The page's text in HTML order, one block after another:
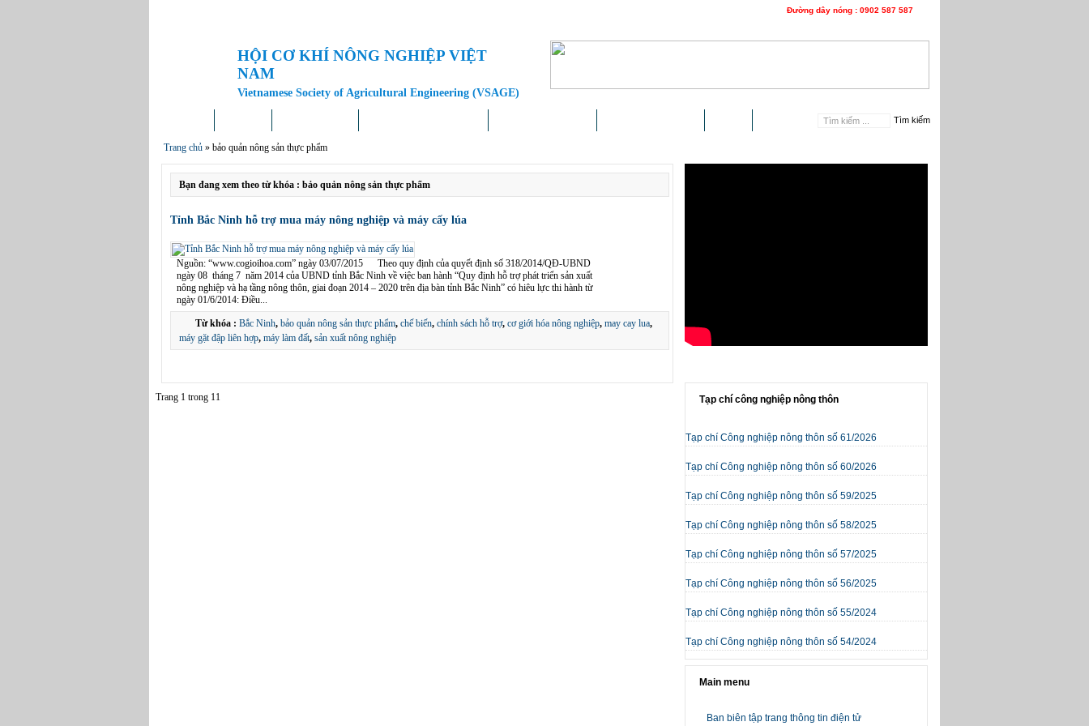
Đường dây nóng : 0902 587 587
HỘI CƠ KHÍ NÔNG NGHIỆP VIỆT
NAM
Vietnamese Society of Agricultural Engineering (VSAGE)
Trang chủ » bảo quản nông sản thực phẩm
Bạn đang xem theo từ khóa : bảo quản nông sản thực phẩm
Tỉnh Bắc Ninh hỗ trợ mua máy nông nghiệp và máy cấy lúa
Nguồn: “www.cogioihoa.com” ngày 03/07/2015 Theo quy định của quyết định số 318/2014/QĐ-UBND
ngày 08 tháng 7 năm 2014 của UBND tỉnh Bắc Ninh về việc ban hành “Quy định hỗ trợ phát triển sản xuất
nông nghiệp và hạ tầng nông thôn, giai đoạn 2014 – 2020 trên địa bàn tỉnh Bắc Ninh” có hiêu lực thi hành từ
ngày 01/6/2014: Điều...
Từ khóa : Bắc Ninh, bảo quản nông sản thực phẩm, chế biến, chính sách hỗ trợ, cơ giới hóa nông nghiệp, may cay lua,
máy gặt đập liên hợp, máy làm đất, sản xuất nông nghiệp
Trang 1 trong 11 Tạp chí công nghiệp nông thôn
Tạp chí Công nghiệp nông thôn số 61/2026
Tạp chí Công nghiệp nông thôn số 60/2026
Tạp chí Công nghiệp nông thôn số 59/2025
Tạp chí Công nghiệp nông thôn số 58/2025
Tạp chí Công nghiệp nông thôn số 57/2025
Tạp chí Công nghiệp nông thôn số 56/2025
Tạp chí Công nghiệp nông thôn số 55/2024
Tạp chí Công nghiệp nông thôn số 54/2024
Main menu
Ban biên tập trang thông tin điện tử